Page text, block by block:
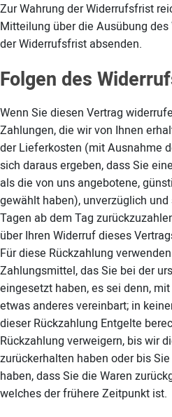
Zur Wahrung der Widerrufsfrist
Mitteilung über die Ausübung
der Widerrufsfrist absenden.
Folgen des
Wenn Sie diesen Vertrag
Zahlungen, die wir von Ihnen
der Lieferkosten (mit Ausnahme
sich daraus ergeben, dass Sie
als die von uns angebotene,
gewählt haben), unverzüglich
Tagen ab dem Tag
über Ihren Widerruf dieses
Für diese Rückzahlung
Zahlungsmittel, das Sie bei der
eingesetzt haben, es sei denn,
etwas anderes vereinbart; in
dieser Rückzahlung Entgelte
Rückzahlung verweigern, bis wir
zurückerhalten haben oder bis
haben, dass Sie die Waren
welches der frühere Zeitpunkt ist.